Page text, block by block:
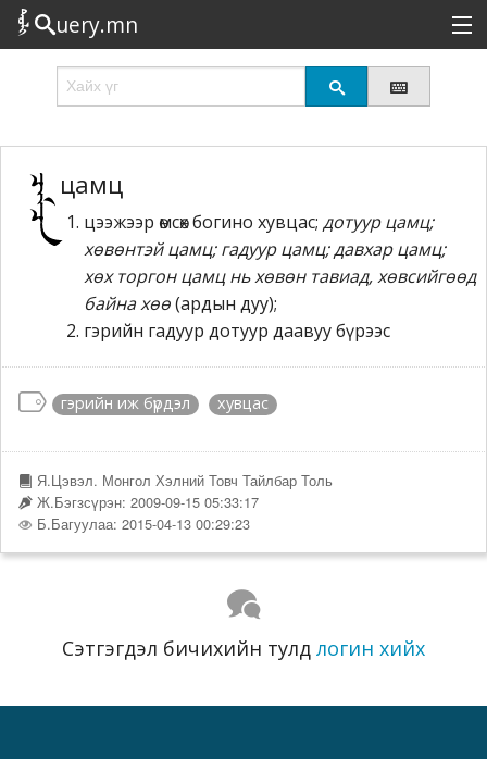
uery.mn
Сонирхолтой
Эрэлттэй
Төрөл
цамц
цээжээр өмсөх богино хувцас;дотуур цамц;
хөвөнтэй цамц; гадуур цамц; давхар цамц;
хөх торгон цамц нь хөвөн тавиад, хөвсийгөөд
байна хөө(ардын дуу);
гэрийн гадуур дотуур даавуу бүрээс
гэрийн иж бүрдэл хувцас
Я.Цэвэл. Монгол Хэлний Товч Тайлбар Толь
Ж.Бэгзсүрэн: 2009-09-15 05:33:17
Б.Багуулаа: 2015-04-13 00:29:23
Сэтгэгдэл бичихийн тулд логин хийх